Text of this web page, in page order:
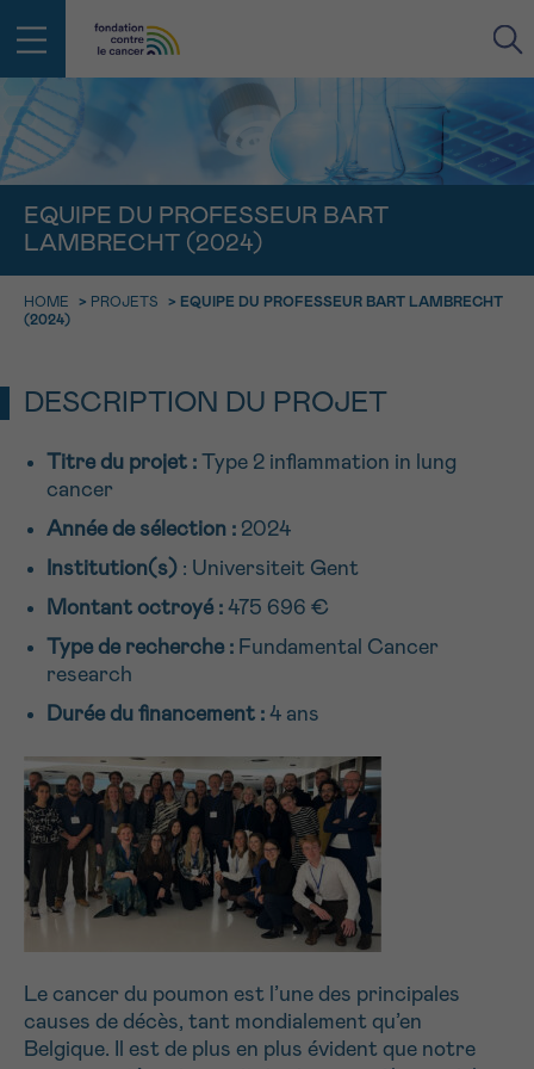
EQUIPE DU PROFESSEUR BART
LAMBRECHT (2024)
HOME > PROJETS > EQUIPE DU PROFESSEUR BART LAMBRECHT
(2024)
DESCRIPTION DU PROJET
Titre du projet : Type 2 inflammation in lung
cancer
Année de sélection : 2024
Institution(s) : Universiteit Gent
Montant octroyé : 475 696 €
Type de recherche : Fundamental Cancer
research
Durée du financement : 4 ans
Le cancer du poumon est l’une des principales
causes de décès, tant mondialement qu’en
Belgique. Il est de plus en plus évident que notre
FACE AU CANCER VOUS N’ÊTES
PAS SEUL
Des professionnels pour répondre à toutes vos
Contactez-nous
0800 15 801 lu-ve 9h à 18h
Je souhaite être rappelé.e
En savoir plus sur Cancerinfo
RETOUR
PRÉNOM
E-MAIL
VOTRE QUESTION
Je souhaite recevoir la Newsletter
RETOUR
Rendez-vous Question Coordonnées Confirmation
11h-13h
13h-16h
16h-18h
Suivant